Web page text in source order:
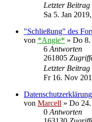
Letzter Beitrag
Sa 5. Jan
"Schließung" des
von *Angie* » Do 8.
6 Antworten
261805
Letzter Beitrag
Fr 16. Nov
Datenschutzerklärung
von Marcell » Do
0 Antworten